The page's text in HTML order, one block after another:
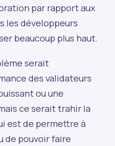
par rapport aux
les développeurs
beaucoup plus haut.
serait
des validateurs
ou une
ce serait trahir la
est de permettre à
de pouvoir faire